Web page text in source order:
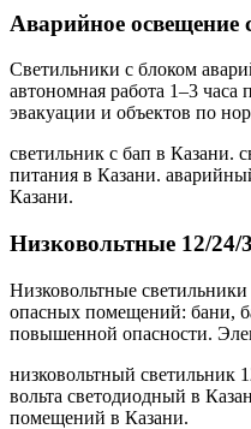
Аварийное
Светильники с блоком
автономная работа 1–3
эвакуации и объектов по
светильник с бап в Казани.
питания в Казани.
Казани.
Низковольтные 12/24/
Низковольтные
опасных помещений: бани,
повышенной опасности.
низковольтный светильник
вольта светодиодный в
помещений в Казани.